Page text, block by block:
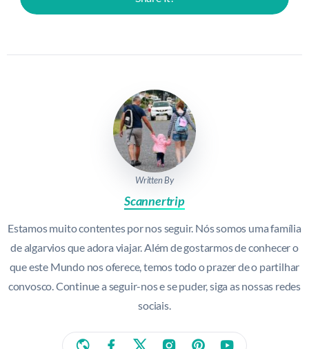
Written By
Scannertrip
Estamos muito contentes por nos seguir. Nós somos uma família
de algarvios que adora viajar. Além de gostarmos de conhecer o
que este Mundo nos oferece, temos todo o prazer de o partilhar
convosco. Continue a seguir-nos e se puder, siga as nossas redes
sociais.